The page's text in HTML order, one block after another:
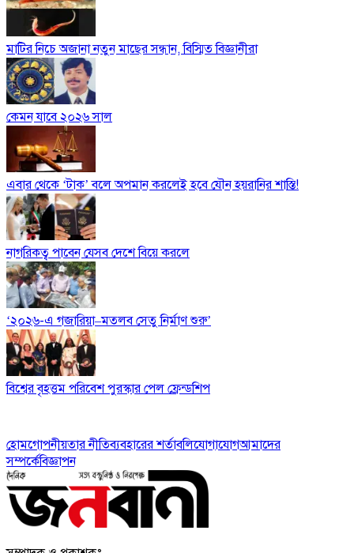
মাটির নিচে অজানা নতুন মাছের সন্ধান, বিস্মিত বিজ্ঞানীরা
কেমন যাবে ২০২৬ সাল
এবার থেকে ‘টাক’ বলে অপমান করলেই হবে যৌন হয়রানির শাস্তি!
নাগরিকত্ব পাবেন যেসব দেশে বিয়ে করলে
‘২০২৬-এ গজারিয়া–মতলব সেতু নির্মাণ শুরু’
বিশ্বের বৃহত্তম পরিবেশ পুরস্কার পেল ফ্রেন্ডশিপ
হোমগোপনীয়তার নীতিব্যবহারের শর্তাবলিযোগাযোগআমাদের
সম্পর্কেবিজ্ঞাপন